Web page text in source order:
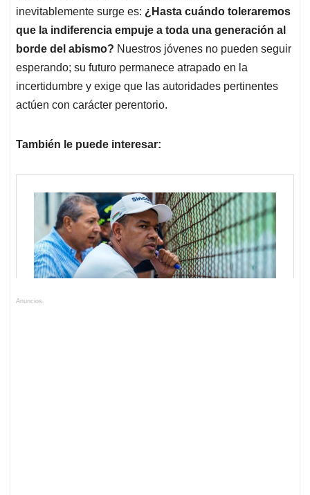
inevitablemente surge es: ¿Hasta cuándo toleraremos
que la indiferencia empuje a toda una generación al
borde del abismo? Nuestros jóvenes no pueden seguir
esperando; su futuro permanece atrapado en la
incertidumbre y exige que las autoridades pertinentes
actúen con carácter perentorio.
También le puede interesar:
Anuncios.